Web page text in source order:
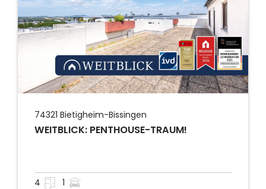
74321 Bietigheim-Bissingen
WEITBLICK: PENTHOUSE-TRAUM!
4
1